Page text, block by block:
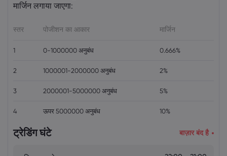
मार्जिन लगाया जाएगा:
स्तर पोजीशन का आकार मार्जिन
1 0-1000000 अनुबंध 0.666%
2 1000001-2000000 अनुबंध 2%
3 2000001-5000000 अनुबंध 5%
4 ऊपर 5000000 अनुबंध 10%
ट्रेडिंग घंटे बाज़ार बंद है